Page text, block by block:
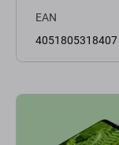
EAN
4051805318407